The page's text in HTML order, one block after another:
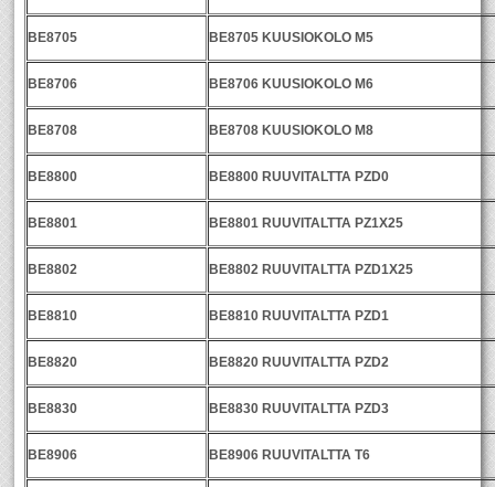
BE8705 BE8705 KUUSIOKOLO M5
BE8706 BE8706 KUUSIOKOLO M6
BE8708 BE8708 KUUSIOKOLO M8
BE8800 BE8800 RUUVITALTTA PZD0
BE8801 BE8801 RUUVITALTTA PZ1X25
BE8802 BE8802 RUUVITALTTA PZD1X25
BE8810 BE8810 RUUVITALTTA PZD1
BE8820 BE8820 RUUVITALTTA PZD2
BE8830 BE8830 RUUVITALTTA PZD3
BE8906 BE8906 RUUVITALTTA T6